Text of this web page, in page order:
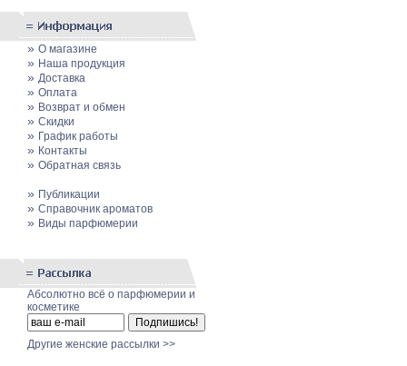
» О магазине
» Наша продукция
» Доставка
» Оплата
» Возврат и обмен
» Скидки
» График работы
» Контакты
» Обратная связь
» Публикации
» Cправочник ароматов
» Виды парфюмерии
Абсолютно всё о парфюмерии и
косметике
Другие женские рассылки >>